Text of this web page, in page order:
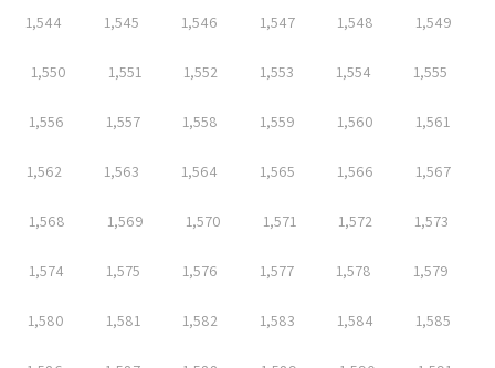
1,544 1,545 1,546 1,547 1,548 1,549
1,550 1,551 1,552 1,553 1,554 1,555
1,556 1,557 1,558 1,559 1,560 1,561
1,562 1,563 1,564 1,565 1,566 1,567
1,568 1,569 1,570 1,571 1,572 1,573
1,574 1,575 1,576 1,577 1,578 1,579
1,580 1,581 1,582 1,583 1,584 1,585